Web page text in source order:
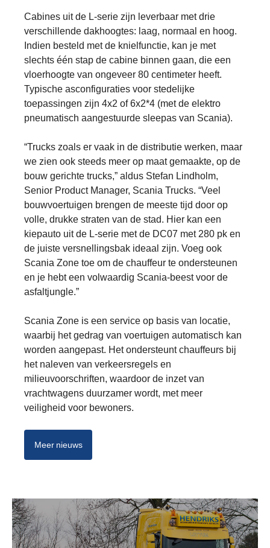
Cabines uit de L-serie zijn leverbaar met drie
verschillende dakhoogtes: laag, normaal en hoog.
Indien besteld met de knielfunctie, kan je met
slechts één stap de cabine binnen gaan, die een
vloerhoogte van ongeveer 80 centimeter heeft.
Typische asconfiguraties voor stedelijke
toepassingen zijn 4x2 of 6x2*4 (met de elektro
pneumatisch aangestuurde sleepas van Scania).
“Trucks zoals er vaak in de distributie werken, maar
we zien ook steeds meer op maat gemaakte, op de
bouw gerichte trucks,” aldus Stefan Lindholm,
Senior Product Manager, Scania Trucks. “Veel
bouwvoertuigen brengen de meeste tijd door op
volle, drukke straten van de stad. Hier kan een
kiepauto uit de L-serie met de DC07 met 280 pk en
de juiste versnellingsbak ideaal zijn. Voeg ook
Scania Zone toe om de chauffeur te ondersteunen
en je hebt een volwaardig Scania-beest voor de
asfaltjungle.”
Scania Zone is een service op basis van locatie,
waarbij het gedrag van voertuigen automatisch kan
worden aangepast. Het ondersteunt chauffeurs bij
het naleven van verkeersregels en
milieuvoorschriften, waardoor de inzet van
vrachtwagens duurzamer wordt, met meer
veiligheid voor bewoners.
Meer nieuws